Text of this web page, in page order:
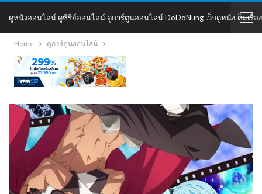
ดูหนังออนไลน์ ดูซีรี่ย์ออนไลน์ ดูการ์ตูนออนไลน์ DoDoNung เว็บดูหนังเต็มเรื่อง
DoDoNung
Home ดูการ์ตูนออนไลน์